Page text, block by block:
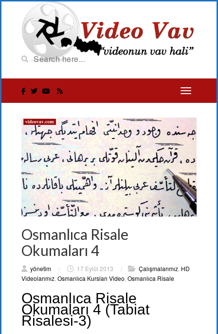
Osmanlıca Risale
Okumaları 4
yönetim / 17 Eylül 2013 / Çalışmalarımız HD
Videolarımız Osmanlıca Kursları Video Osmanlıca Risale
Osmanlıca Risale
Okumaları 4 (Tabiat
Risalesi-3)